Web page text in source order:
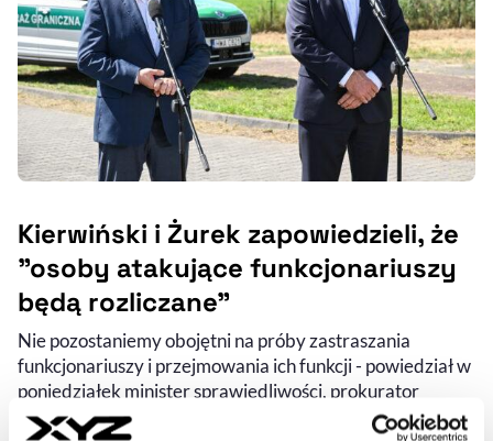
Kierwiński i Żurek zapowiedzieli, że
"osoby atakujące funkcjonariuszy
będą rozliczane"
Nie pozostaniemy obojętni na próby zastraszania
funkcjonariuszy i przejmowania ich funkcji - powiedział w
poniedziałek minister sprawiedliwości, prokurator
generalny Waldemar Żurek na konferencji prasowej przy